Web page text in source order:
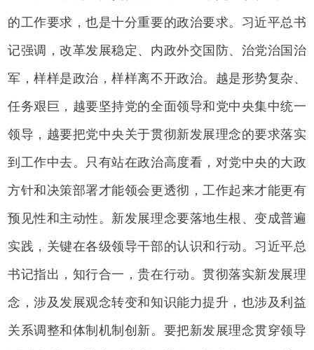
的工作要求，也是十分重要的政治要求。习近平总书
记强调，改革发展稳定、内政外交国防、治党治国治
军，样样是政治，样样离不开政治。越是形势复杂、
任务艰巨，越要坚持党的全面领导和党中央集中统一
领导，越要把党中央关于贯彻新发展理念的要求落实
到工作中去。只有站在政治高度看，对党中央的大政
方针和决策部署才能领会更透彻，工作起来才能更有
预见性和主动性。新发展理念要落地生根、变成普遍
实践，关键在各级领导干部的认识和行动。习近平总
书记指出，知行合一，贵在行动。贯彻落实新发展理
念，涉及发展观念转变和知识能力提升，也涉及利益
关系调整和体制机制创新。要把新发展理念贯穿领导